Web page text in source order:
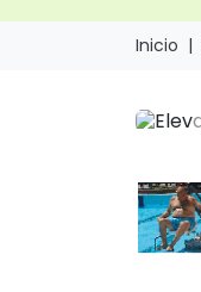
Inicio